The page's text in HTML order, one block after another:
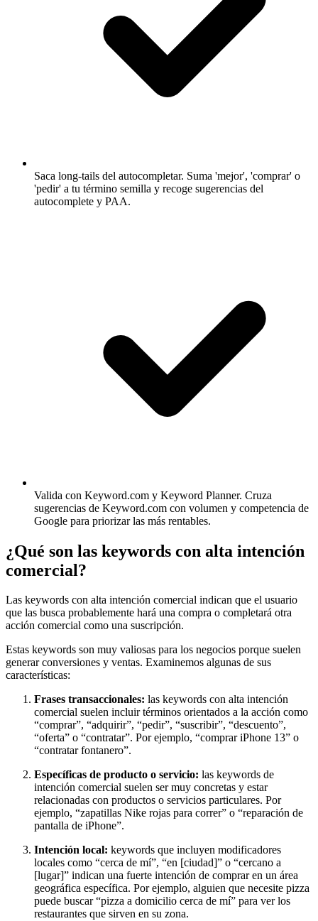
Saca long-tails del autocompletar. Suma 'mejor', 'comprar' o
'pedir' a tu término semilla y recoge sugerencias del
autocomplete y PAA.
Valida con Keyword.com y Keyword Planner. Cruza
sugerencias de Keyword.com con volumen y competencia de
Google para priorizar las más rentables.
¿Qué son las keywords con alta intención
comercial?
Las keywords con alta intención comercial indican que el usuario
que las busca probablemente hará una compra o completará otra
acción comercial como una suscripción.
Estas keywords son muy valiosas para los negocios porque suelen
generar conversiones y ventas. Examinemos algunas de sus
características:
Frases transaccionales: las keywords con alta intención
comercial suelen incluir términos orientados a la acción como
“comprar”, “adquirir”, “pedir”, “suscribir”, “descuento”,
“oferta” o “contratar”. Por ejemplo, “comprar iPhone 13” o
“contratar fontanero”.
Específicas de producto o servicio: las keywords de
intención comercial suelen ser muy concretas y estar
relacionadas con productos o servicios particulares. Por
ejemplo, “zapatillas Nike rojas para correr” o “reparación de
pantalla de iPhone”.
Intención local: keywords que incluyen modificadores
locales como “cerca de mí”, “en [ciudad]” o “cercano a
[lugar]” indican una fuerte intención de comprar en un área
geográfica específica. Por ejemplo, alguien que necesite pizza
puede buscar “pizza a domicilio cerca de mí” para ver los
restaurantes que sirven en su zona.